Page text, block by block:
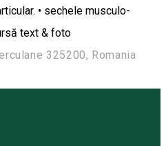
• sechele musculo-
text & foto
325200, Romania